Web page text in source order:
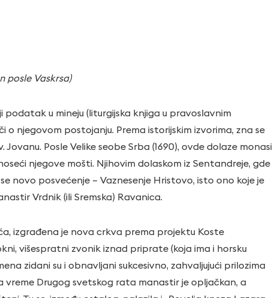
posle Vaskrsa)
u mineju (liturgijska knjiga u pravoslavnim
o njegovom postojanju. Prema istorijskim izvorima, zna se
Posle Velike seobe Srba (1690), ovde dolaze monasi
njegove mošti. Njihovim dolaskom iz Sentandreje, gde
novo posvećenje – Vaznesenje Hristovo, isto ono koje je
Vrdnik (ili Sremska) Ravanica.
izgrađena je nova crkva prema projektu Koste
višespratni zvonik iznad priprate (koja ima i horsku
zidani su i obnavljani sukcesivno, zahvaljujući prilozima
vreme Drugog svetskog rata manastir je opljačkan, a